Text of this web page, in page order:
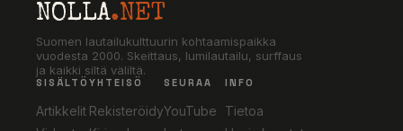
NOLLA.NET
Suomen lautailukulttuurin kohtaamispaikka
vuodesta 2000. Skeittaus, lumilautailu, surffaus
ja kaikki siltä väliltä.
SISÄLTÖ
Artikkelit
YHTEISÖ
Rekisteröidy
SEURAA
YouTube
INFO
Tietoa